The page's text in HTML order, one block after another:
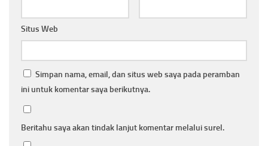
Situs Web
Simpan nama, email, dan situs web saya pada peramban
ini untuk komentar saya berikutnya.
Beritahu saya akan tindak lanjut komentar melalui surel.